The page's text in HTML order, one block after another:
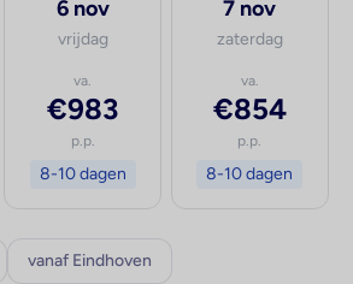
6 nov
vrijdag
va.
€983
p.p.
8-10 dagen
7 nov
zaterdag
va.
€854
p.p.
8-10 dagen
vanaf Eindhoven